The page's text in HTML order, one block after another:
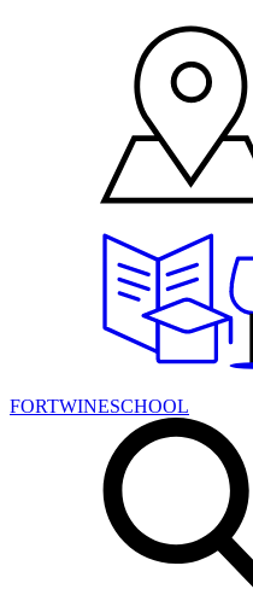
FORTWINESCHOOL